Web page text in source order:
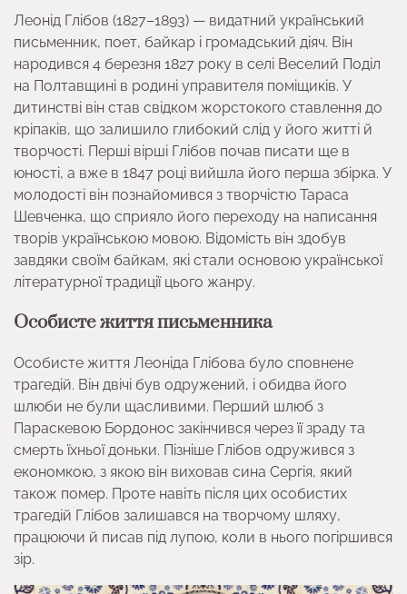
Леонід Глібов (1827–1893) — видатний український
письменник, поет, байкар і громадський діяч. Він
народився 4 березня 1827 року в селі Веселий Поділ
на Полтавщині в родині управителя поміщиків. У
дитинстві він став свідком жорстокого ставлення до
кріпаків, що залишило глибокий слід у його житті й
творчості. Перші вірші Глібов почав писати ще в
юності, а вже в 1847 році вийшла його перша збірка. У
молодості він познайомився з творчістю Тараса
Шевченка, що сприяло його переходу на написання
творів українською мовою. Відомість він здобув
завдяки своїм байкам, які стали основою української
літературної традиції цього жанру.
Особисте життя письменника
Особисте життя Леоніда Глібова було сповнене
трагедій. Він двічі був одружений, і обидва його
шлюби не були щасливими. Перший шлюб з
Параскевою Бордонос закінчився через її зраду та
смерть їхньої доньки. Пізніше Глібов одружився з
економкою, з якою він виховав сина Сергія, який
також помер. Проте навіть після цих особистих
трагедій Глібов залишався на творчому шляху,
працюючи й писав під лупою, коли в нього погіршився
зір.